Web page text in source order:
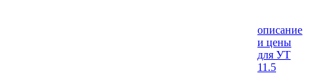
описание
и цены
для УТ
11.5